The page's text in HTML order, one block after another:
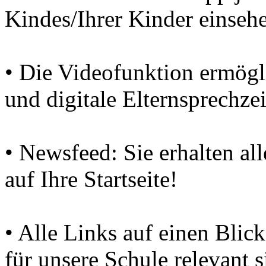
Kindes/Ihrer Kinder
• Die Videofunktion
und digitale
• Newsfeed: Sie erhalten
auf Ihre Startseite!
• Alle Links auf einen
für unsere Schule relevant